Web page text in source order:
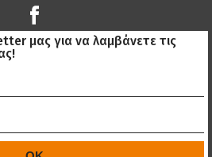
μας για να λαμβάνετε τις